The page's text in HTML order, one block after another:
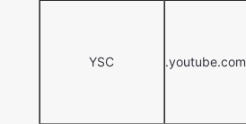
YSC .youtube.com